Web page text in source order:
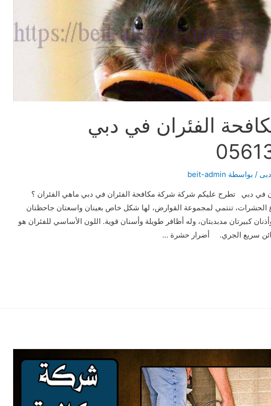
الفئران في دبي
/ بواسطة beit-admin
في دبي تطرح عليكم شركة شركة مكافحة الفئران في دبي ماهي الفئران ؟
الحشرات، تنتمي لمجموعة القوارض، لها شكل خاص بعينان واسعتان جاحظتان
كبيرتان مدبدبتان، وله أظافر طويلة وأسنان قوية. اللون الأساسي للفئران هو
سريع الجري. أضرار حشرة …